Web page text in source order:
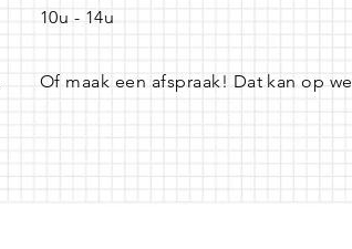
10u - 14u
Of maak een afspraak! Dat kan op